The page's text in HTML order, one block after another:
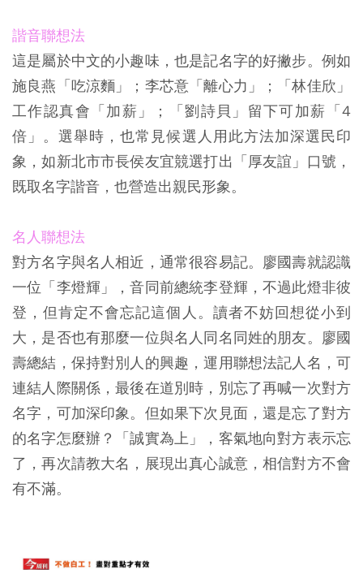
諧音聯想法
這是屬於中文的小趣味，也是記名字的好撇步。例如
施良燕「吃涼麵」；李芯意「離心力」；「林佳欣」
工作認真會「加薪」；「劉詩貝」留下可加薪「4
倍」。選舉時，也常見候選人用此方法加深選民印
象，如新北市市長侯友宜競選打出「厚友誼」口號，
既取名字諧音，也營造出親民形象。
名人聯想法
對方名字與名人相近，通常很容易記。廖國壽就認識
一位「李燈輝」，音同前總統李登輝，不過此燈非彼
登，但肯定不會忘記這個人。讀者不妨回想從小到
大，是否也有那麼一位與名人同名同姓的朋友。廖國
壽總結，保持對別人的興趣，運用聯想法記人名，可
連結人際關係，最後在道別時，別忘了再喊一次對方
名字，可加深印象。但如果下次見面，還是忘了對方
的名字怎麼辦？「誠實為上」，客氣地向對方表示忘
了，再次請教大名，展現出真心誠意，相信對方不會
有不滿。